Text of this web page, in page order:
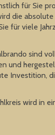
für Sie
die
für viele
sind
und
Investition,
wird in